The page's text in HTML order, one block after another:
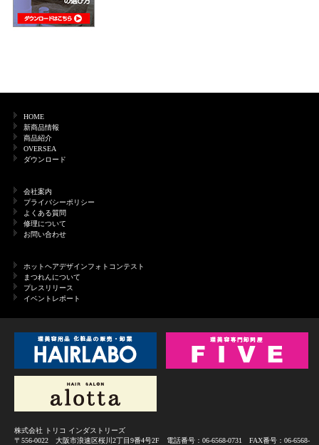
HOME
新商品情報
商品紹介
OVERSEA
ダウンロード
会社案内
プライバシーポリシー
よくある質問
修理について
お問い合わせ
ホットヘアデザインフォトコンテスト
まつれんについて
プレスリリース
イベントレポート
株式会社 トリコ インダストリーズ
〒556-0022 大阪市浪速区桜川2丁目9番4号2F 電話番号：06-6568-0731 FAX番号：06-6568-